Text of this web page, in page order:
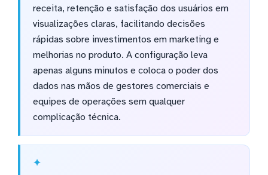
receita, retenção e satisfação dos usuários em
visualizações claras, facilitando decisões
rápidas sobre investimentos em marketing e
melhorias no produto. A configuração leva
apenas alguns minutos e coloca o poder dos
dados nas mãos de gestores comerciais e
equipes de operações sem qualquer
complicação técnica.